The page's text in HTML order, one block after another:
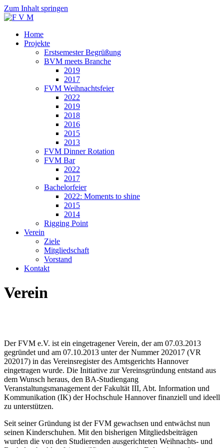
Zum Inhalt springen
Home
Projekte
Erstsemester Begrüßung
BVM meets Branche
2019
2017
FVM Weihnachtsfeier
2022
2019
2018
2016
2015
2013
FVM Dinner Rotation
FVM Bar
2022
2017
Bachelorfeier
2022: Moments to shine
2015
2014
Rigging Point
Verein
Ziele
Mitgliedschaft
Vorstand
Kontakt
Verein
Der FVM e.V. ist ein eingetragener Verein, der am 07.03.2013
gegründet und am 07.10.2013 unter der Nummer 202017 (VR
202017) in das Vereinsregister des Amtsgerichts Hannover
eingetragen wurde. Die Initiative zur Vereinsgründung entstand aus
dem Wunsch heraus, den BA-Studiengang
Veranstaltungsmanagement der Fakultät III, Abt. Information und
Kommunikation (IK) der Hochschule Hannover finanziell und ideell
zu unterstützen.
Seit seiner Gründung ist der FVM gewachsen und entwächst nun
seinen Kinderschuhen. Mit den bisherigen Mitgliedsbeiträgen
wurden die von den Studierenden ausgerichteten Weihnachts- und